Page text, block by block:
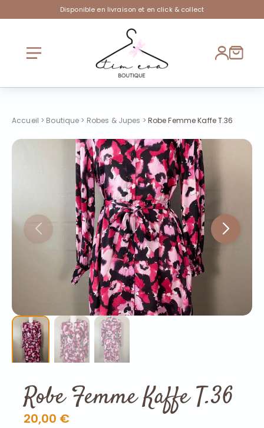
Disponible en livraison et en click & collect
Accueil > Boutique > Robes & Jupes > Robe Femme Kaffe T.36
Robe Femme Kaffe T.36
20,00 €